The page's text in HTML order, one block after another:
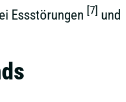
Essstörungen [7] und